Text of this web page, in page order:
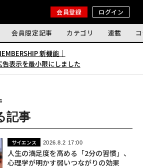
会員登録 ログイン
会員限定記事 カテゴリ 連載
新機能｜
表示を最小限にしました
記事
サイエンス 2026.8.2 17:00
人生の満足度を高める「2分の習慣」、
心理学が明かす弱いつながりの効果